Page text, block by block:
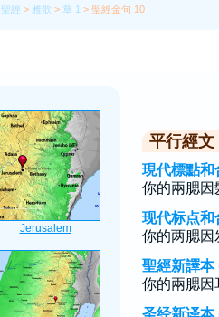
聖經 > 雅歌 > 章 1 > 聖經金句 10
平行經
現代標點
你的兩腮因
现代标点
你的两腮因
聖經新譯
你的兩腮因
圣经新译